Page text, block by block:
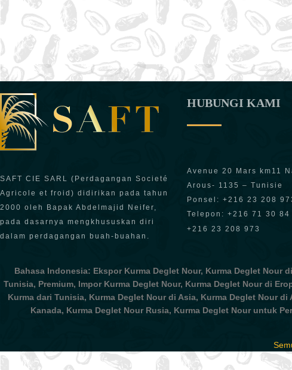
SAFT CIE SARL (Perdagangan Societé
Agricole et froid) didirikan pada tahun
2000 oleh Bapak Abdelmajid Neifer,
pada dasarnya mengkhususkan diri
dalam perdagangan buah-buahan.
HUBUNGI KAMI
Avenue 20 Mars km11
Arous- 1135 – Tunisie
Ponsel: +216 23 208
Telepon: +216 71 30 84
+216 23 208 973
Bahasa Indonesia: Ekspor Kurma Deglet Nour, Kurma Deglet Nour
Tunisia, Premium, Impor Kurma Deglet Nour, Kurma Deglet Nour di
Kurma dari Tunisia, Kurma Deglet Nour di Asia, Kurma Deglet Nour
Kanada, Kurma Deglet Nour Rusia, Kurma Deglet Nour untuk